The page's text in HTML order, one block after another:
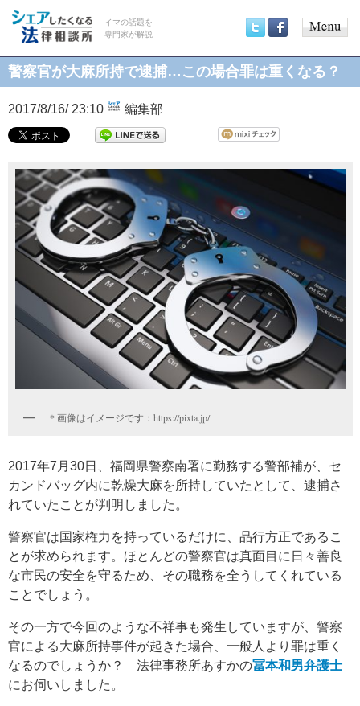
イマの話題を
専門家が解説
menu
警察官が大麻所持で逮捕…この場合罪は重くなる？
2017/8/16/ 23:10 編集部
＊画像はイメージです：https://pixta.jp/
2017年7月30日、福岡県警察南署に勤務する警部補が、セ
カンドバッグ内に乾燥大麻を所持していたとして、逮捕さ
れていたことが判明しました。
警察官は国家権力を持っているだけに、品行方正であるこ
とが求められます。ほとんどの警察官は真面目に日々善良
な市民の安全を守るため、その職務を全うしてくれている
ことでしょう。
その一方で今回のような不祥事も発生していますが、警察
官による大麻所持事件が起きた場合、一般人より罪は重く
なるのでしょうか？ 法律事務所あすかの冨本和男弁護士
にお伺いしました。